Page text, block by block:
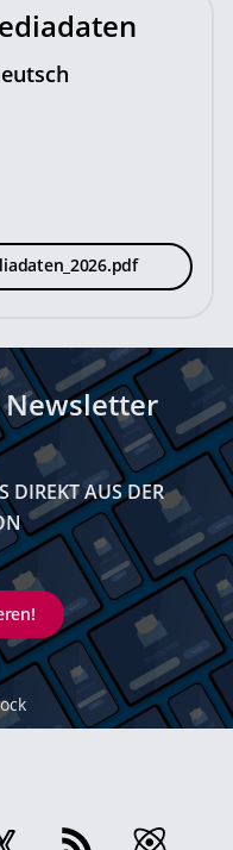
Newsletter
DIREKT AUS DER